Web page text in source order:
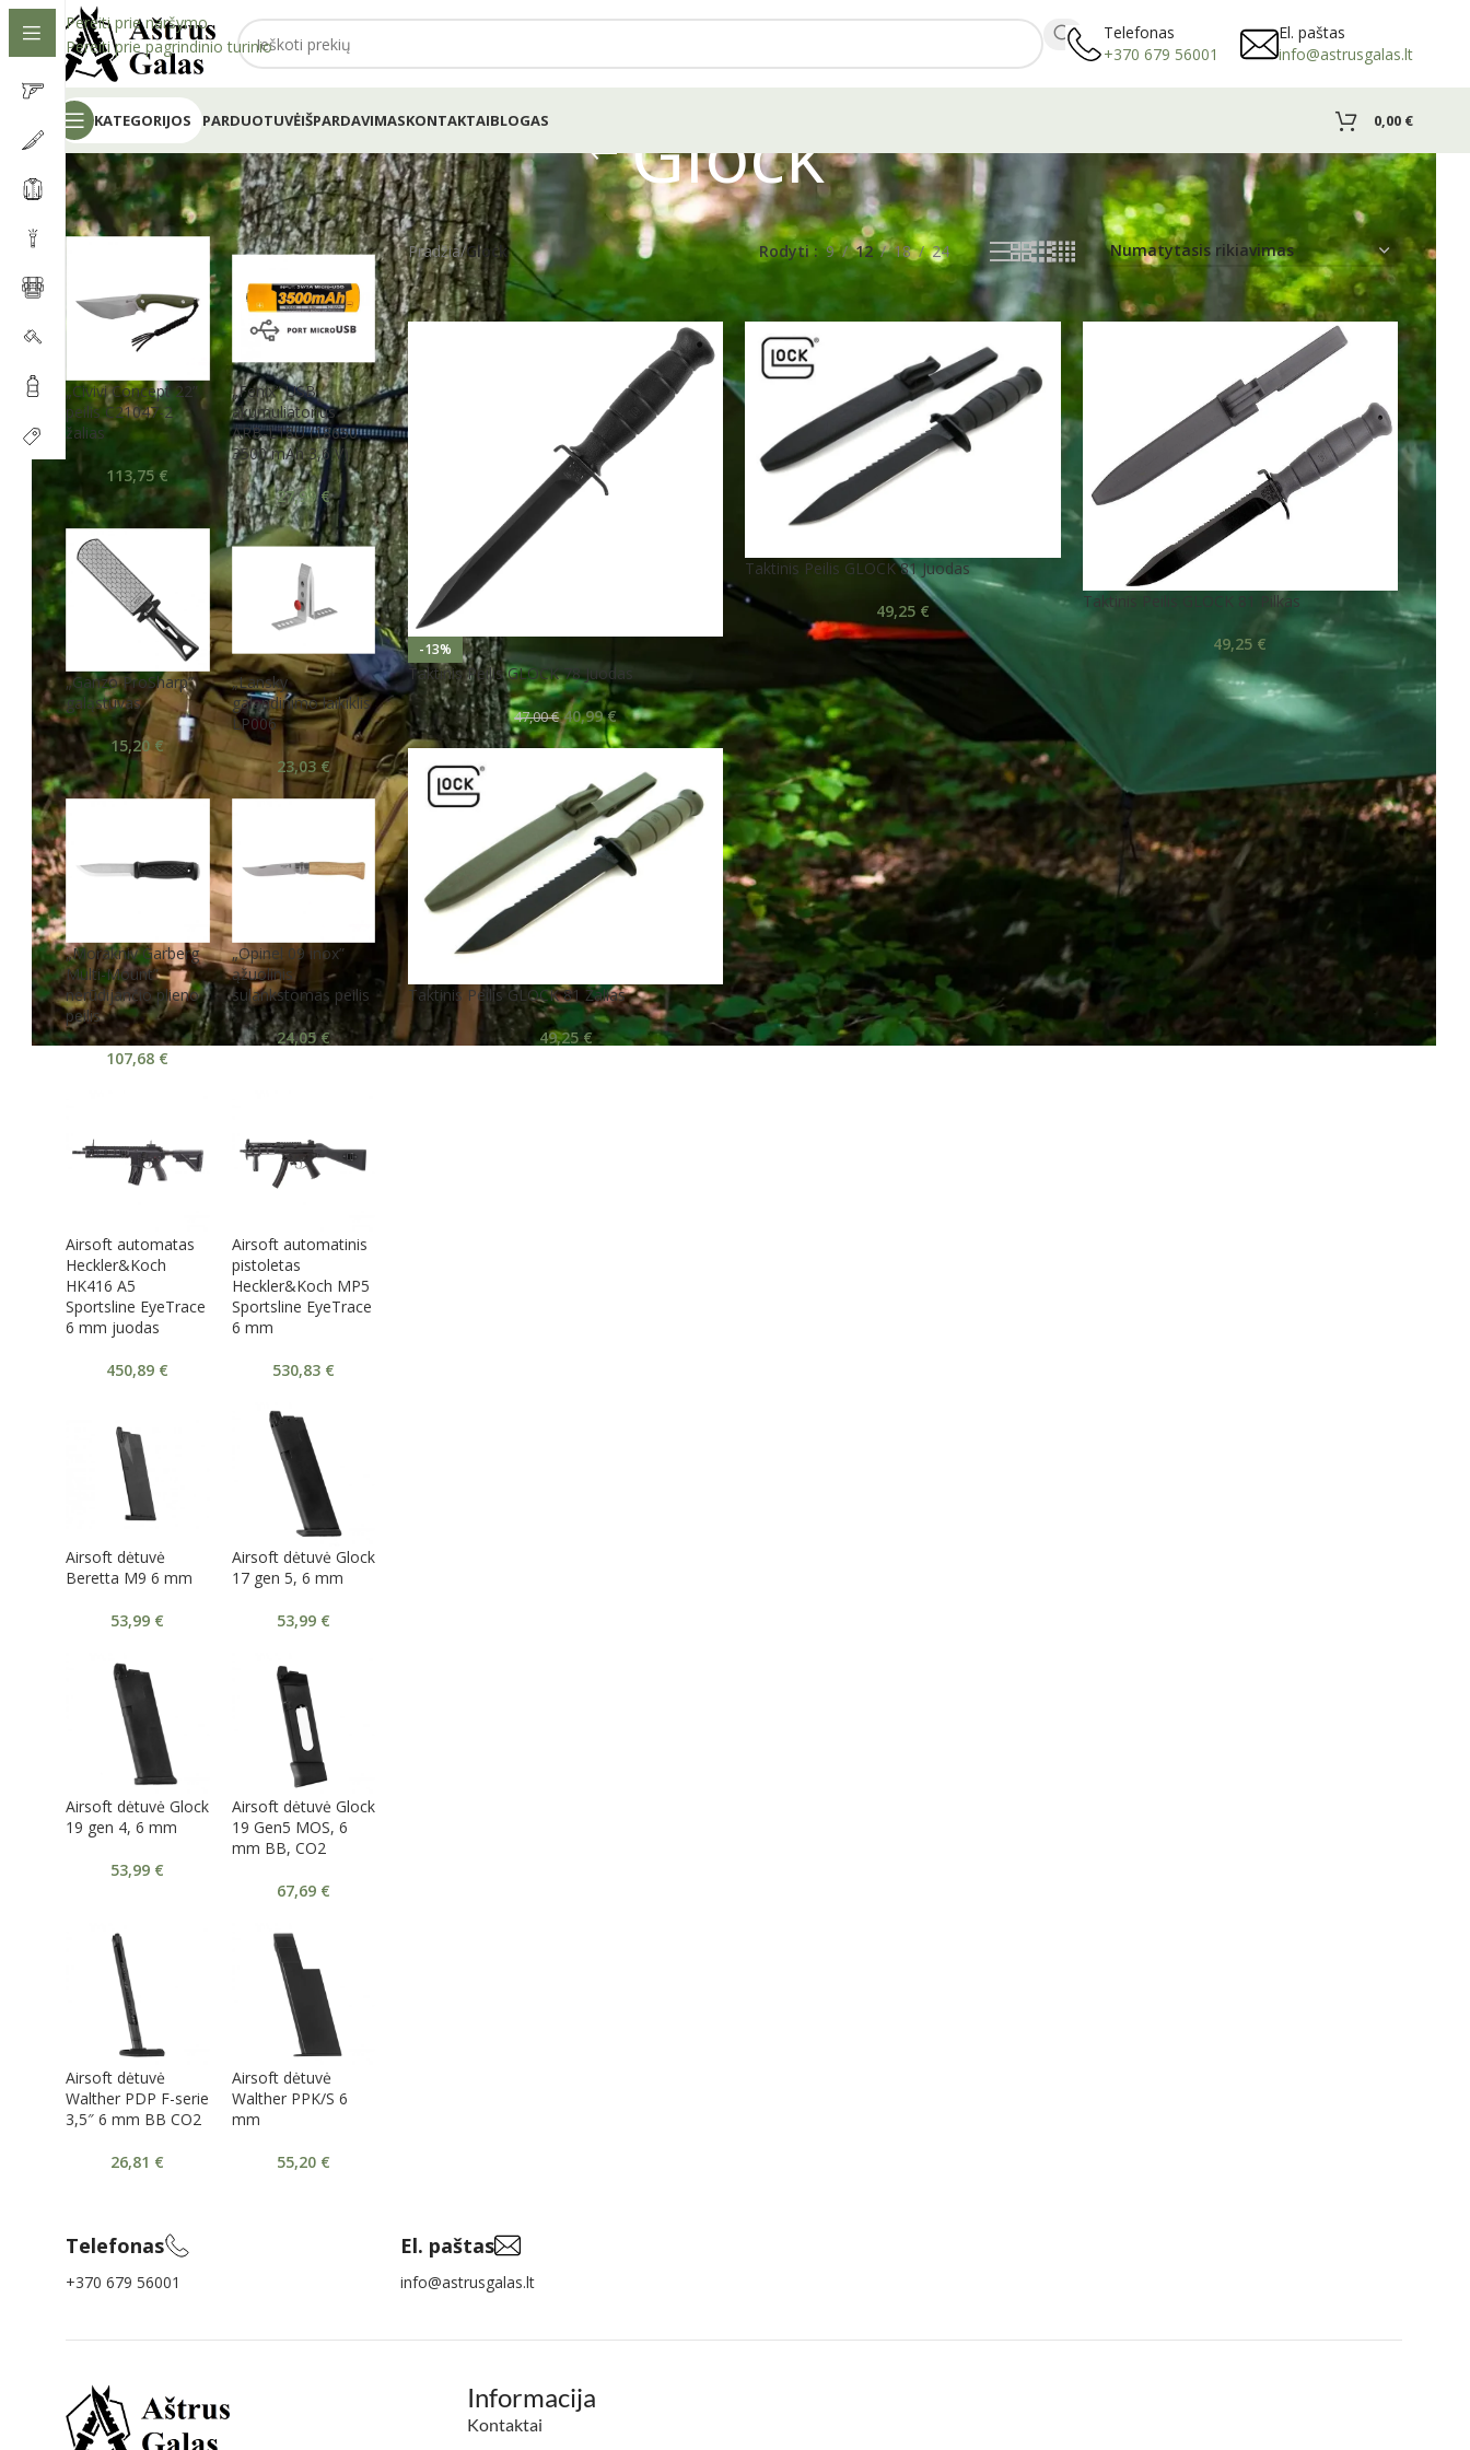
Pereiti prie naršymo
Pereiti prie pagrindinio turinio
Telefonas
+370 679 56001
El. paštas
info@astrusgalas.lt
KATEGORIJOS PARDUOTUVĖIŠPARDAVIMASKONTAKTAIBLOGAS 0,00 €
Glock
„Civivi Concept 22”
peilis C21047-2
žalias
113,75 €
„Fenix” USB
akumuliatorius
ARB-L18U (18650
3500 mAh 3,6 V)
27,99€
„Ganzo ProSharp”
galąstuvas
15,20€
„Lansky
galąndinimo laikiklis
LP006
23,03 €
„Morakniv Garberg
Multi-Mount”
nerūdijančio plieno
peilis
107,68 €
„Opinel 09 inox”
ąžuolinis
sulankstomas peilis
24,05€
Airsoft automatas
Heckler&Koch
HK416 A5
Sportsline EyeTrace
6 mm juodas
450,89 €
Airsoft automatinis
pistoletas
Heckler&Koch MP5
Sportsline EyeTrace
6 mm
530,83 €
Airsoft dėtuvė
Beretta M9 6 mm
53,99 €
Airsoft dėtuvė Glock
17 gen 5, 6 mm
53,99 €
Airsoft dėtuvė Glock
19 gen 4, 6 mm
53,99 €
Airsoft dėtuvė Glock
19 Gen5 MOS, 6
mm BB, CO2
67,69 €
Airsoft dėtuvė
Walther PDP F-serie
3,5″ 6 mm BB CO2
26,81 €
Airsoft dėtuvė
Walther PPK/S 6
mm
55,20 €
Pradžia/Glock Rodyti 9 12 18 24
-13%
Taktinis Peilis GLOCK 78 Juodas
47,00€ 40,99€
Taktinis Peilis GLOCK 81 Juodas
49,25 €
Taktinis Peilis GLOCK 81 Pilkas
49,25 €
Taktinis Peilis GLOCK 81 Žalias
49,25€
Telefonas
+370 679 56001
El. paštas
info@astrusgalas.lt
Informacija
Kontaktai